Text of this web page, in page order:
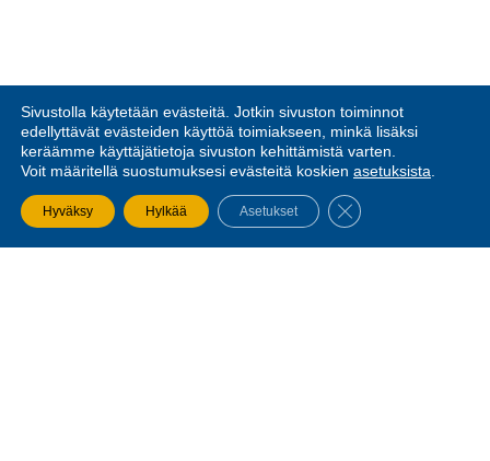
Sivustolla käytetään evästeitä. Jotkin sivuston toiminnot
edellyttävät evästeiden käyttöä toimiakseen, minkä lisäksi
keräämme käyttäjätietoja sivuston kehittämistä varten.
Voit määritellä suostumuksesi evästeitä koskien asetuksista
Hyväksy Hylkää Asetukset SULJE